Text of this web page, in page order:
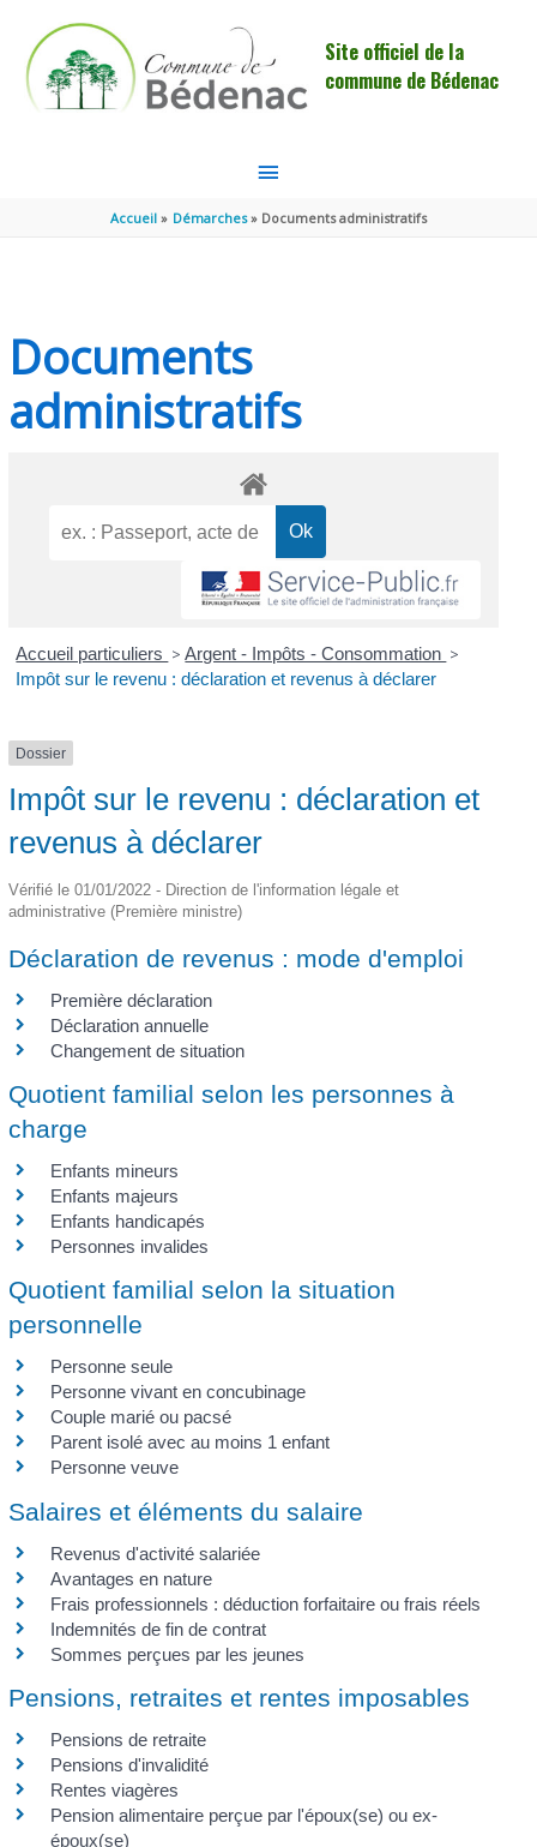
Site officiel de la
commune de Bédenac
MENU
PRINCIPAL
Accueil Démarches Documents administratifs
Documents
administratifs
Accueil particuliers > Argent - Impôts - Consommation >
Impôt sur le revenu : déclaration et revenus à déclarer
Dossier
Impôt sur le revenu : déclaration et
revenus à déclarer
Vérifié le 01/01/2022 - Direction de l'information légale et
administrative (Première ministre)
Déclaration de revenus : mode d'emploi
Première déclaration
Déclaration annuelle
Changement de situation
Quotient familial selon les personnes à
charge
Enfants mineurs
Enfants majeurs
Enfants handicapés
Personnes invalides
Quotient familial selon la situation
personnelle
Personne seule
Personne vivant en concubinage
Couple marié ou pacsé
Parent isolé avec au moins 1 enfant
Personne veuve
Salaires et éléments du salaire
Revenus d'activité salariée
Avantages en nature
Frais professionnels : déduction forfaitaire ou frais réels
Indemnités de fin de contrat
Sommes perçues par les jeunes
Pensions, retraites et rentes imposables
Pensions de retraite
Pensions d'invalidité
Rentes viagères
Pension alimentaire perçue par l'époux(se) ou ex-
époux(se)